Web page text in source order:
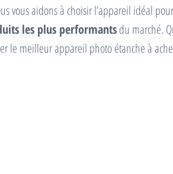
vous aidons à choisir l’appareil idéal
les plus performantsdu marché.
le meilleur appareil photo étanche à